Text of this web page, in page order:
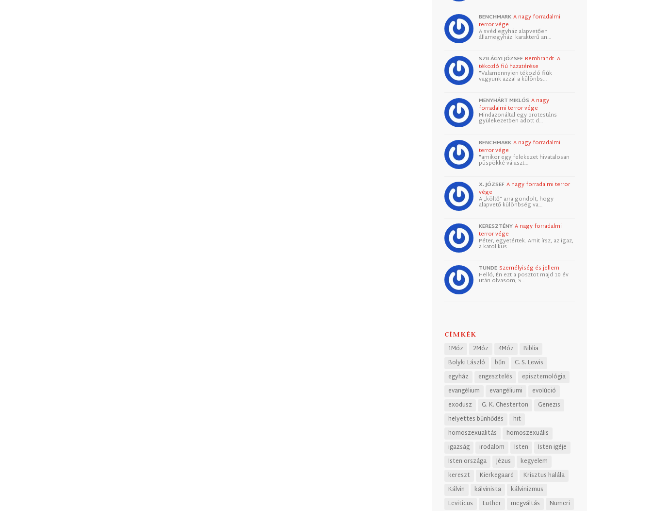
BENCHMARK A nagy forradalmi
terror vége
A svéd egyház alapvetően
államegyházi karakterű an…
SZILÁGYI JÓZSEF Rembrandt: A
tékozló fiú hazatérése
"Valamennyien tékozló fiúk
vagyunk azzal a különbs…
MENYHÁRT MIKLÓS A nagy
forradalmi terror vége
Mindazonáltal egy protestáns
gyülekezetben adott d…
BENCHMARK A nagy forradalmi
terror vége
"amikor egy felekezet hivatalosan
püspökké választ…
X. JÓZSEF A nagy forradalmi terror
vége
A „költő” arra gondolt, hogy
alapvető különbség va…
KERESZTÉNY A nagy forradalmi
terror vége
Péter, egyetértek. Amit írsz, az igaz,
a katolikus…
TUNDE Személyiség és jellem
Helló, Én ezt a posztot majd 10 év
után olvasom, S…
CÍMKÉK
1Móz 2Móz 4Móz
Biblia
Bolyki László
bűn
C. S. Lewis
egyház
engesztelés
episztemológia
evangélium
evangéliumi
evolúció
exodusz
G. K. Chesterton
Genezis
helyettes bűnhődés
hit
homoszexualitás
homoszexuális
igazság
irodalom Isten
Isten igéje
Isten országa
Jézus
kegyelem
kereszt
Kierkegaard
Krisztus halála
Kálvin
kálvinista
kálvinizmus
Leviticus
Luther megváltás Numeri